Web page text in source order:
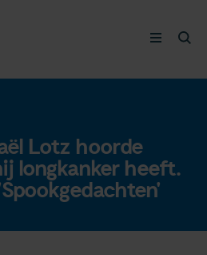
Lotz hoorde
longkanker heeft.